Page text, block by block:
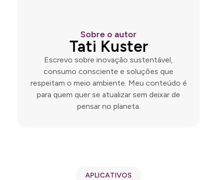
Sobre o autor
Tati Kuster
Escrevo sobre inovação sustentável,
consumo consciente e soluções que
respeitam o meio ambiente. Meu conteúdo é
para quem quer se atualizar sem deixar de
pensar no planeta.
APLICATIVOS